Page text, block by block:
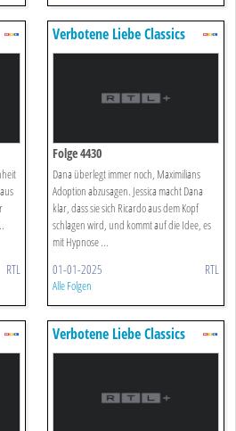
RTL
Verbotene Liebe Classics
Folge 4430
Dana überlegt immer noch, Maximilians
Adoption abzusagen. Jessica macht Dana
klar, dass sie sich Ricardo aus dem Kopf
schlagen wird, und kommt auf die Idee, es
mit Hypnose ...
01-01-2025 RTL
Alle Folgen
Verbotene Liebe Classics